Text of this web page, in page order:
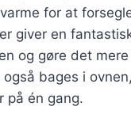
for at
giver en
og gøre det
også bages i
på én gang.